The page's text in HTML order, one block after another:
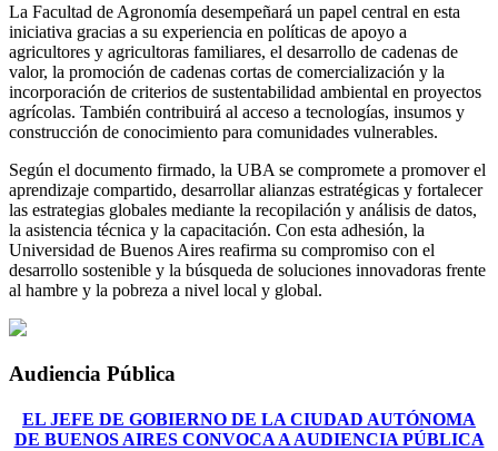
La Facultad de Agronomía desempeñará un papel central en esta
iniciativa gracias a su experiencia en políticas de apoyo a
agricultores y agricultoras familiares, el desarrollo de cadenas de
valor, la promoción de cadenas cortas de comercialización y la
incorporación de criterios de sustentabilidad ambiental en proyectos
agrícolas. También contribuirá al acceso a tecnologías, insumos y
construcción de conocimiento para comunidades vulnerables.
Según el documento firmado, la UBA se compromete a promover el
aprendizaje compartido, desarrollar alianzas estratégicas y fortalecer
las estrategias globales mediante la recopilación y análisis de datos,
la asistencia técnica y la capacitación. Con esta adhesión, la
Universidad de Buenos Aires reafirma su compromiso con el
desarrollo sostenible y la búsqueda de soluciones innovadoras frente
al hambre y la pobreza a nivel local y global.
Audiencia Pública
EL JEFE DE GOBIERNO DE LA CIUDAD AUTÓNOMA
DE BUENOS AIRES CONVOCA A AUDIENCIA PÚBLICA